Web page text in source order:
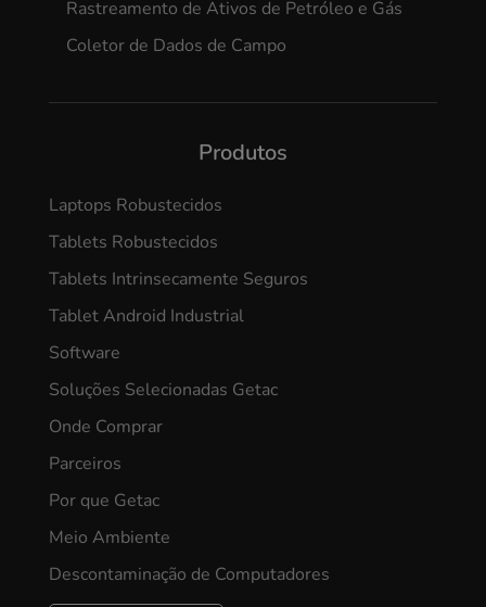
Rastreamento de Ativos de Petróleo e Gás
Coletor de Dados de Campo
Produtos
Laptops Robustecidos
Tablets Robustecidos
Tablets Intrinsecamente Seguros
Tablet Android Industrial
Software
Soluções Selecionadas Getac
Onde Comprar
Parceiros
Por que Getac
Meio Ambiente
Descontaminação de Computadores